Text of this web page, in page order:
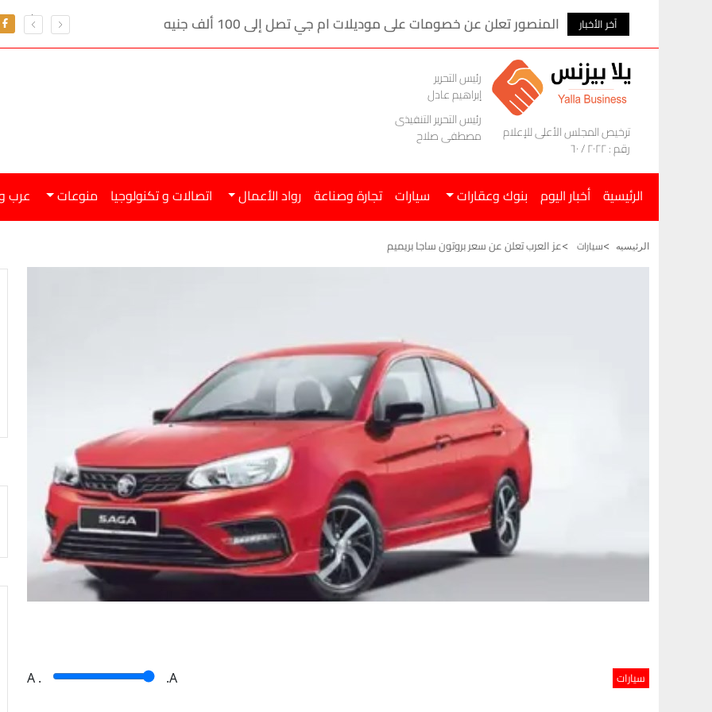
آخر الأخبار المنصور تعلن عن خصومات على موديلات ام جي تصل إلى 100 ألف جنيه
ترخيص المجلس الأعلى للإعلام
رقم : ٢٠٢٢ / ٦٠
رئيس التحرير
إبراهيم عادل
رئيس التحرير التنفيذى
مصطفى صلاح
الرئيسية أخبار اليوم بنوك وعقارات سيارات تجارة وصناعة رواد الأعمال اتصالات و تكنولوجيا منوعات عرب
الرئيسيه سيارات عز العرب تعلن عن سعر بروتون ساجا بريميم
سيارات A . .A